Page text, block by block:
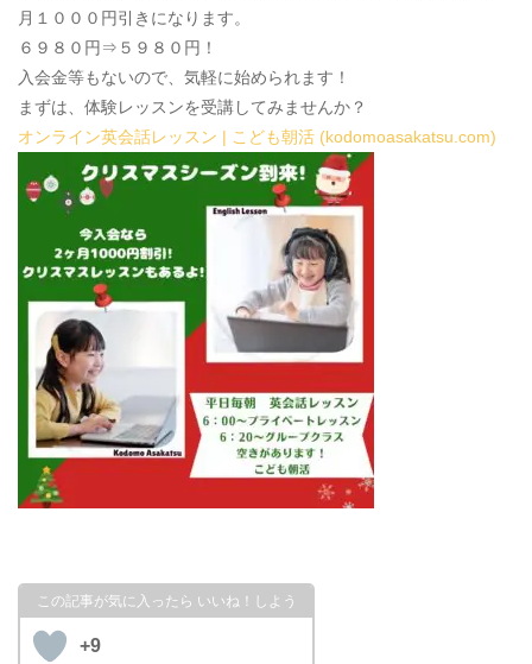
月１０００円引きになります。
６９８０円⇒５９８０円！
入会金等もないので、気軽に始められます！
まずは、体験レッスンを受講してみませんか？
オンライン英会話レッスン | こども朝活 (kodomoasakatsu.com)
+9